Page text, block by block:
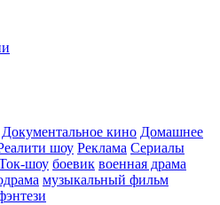
Документальное кино Домашнее
шоу Реклама Сериалы
шоу боевик военная драма
музыкальный фильм